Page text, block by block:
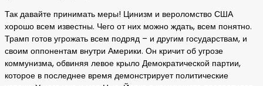
Так давайте принимать меры! Цинизм и вероломство США
хорошо всем известны. Чего от них можно ждать, всем понятно.
Трамп готов угрожать всем подряд – и другим государствам, и
своим оппонентам внутри Америки. Он кричит об угрозе
коммунизма, обвиняя левое крыло Демократической партии,
которое в последнее время демонстрирует политические